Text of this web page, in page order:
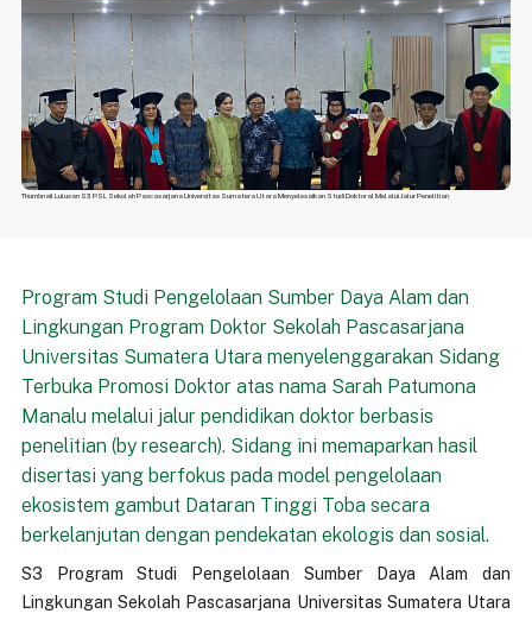
Thumbnail Lulusan S3 PSL Sekolah Pascasarjana Universitas Sumatera Utara Menyelesaikan Studi Doktoral Melalui Jalur Penelitian
Program Studi Pengelolaan Sumber Daya Alam dan
Lingkungan Program Doktor Sekolah Pascasarjana
Universitas Sumatera Utara menyelenggarakan Sidang
Terbuka Promosi Doktor atas nama Sarah Patumona
Manalu melalui jalur pendidikan doktor berbasis
penelitian (by research). Sidang ini memaparkan hasil
disertasi yang berfokus pada model pengelolaan
ekosistem gambut Dataran Tinggi Toba secara
berkelanjutan dengan pendekatan ekologis dan sosial.
S3 Program Studi Pengelolaan Sumber Daya Alam dan
Lingkungan Sekolah Pascasarjana Universitas Sumatera Utara